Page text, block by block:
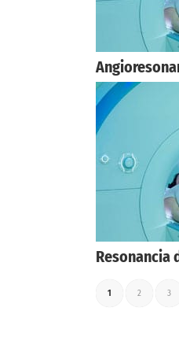
Resonancia
1 2 3